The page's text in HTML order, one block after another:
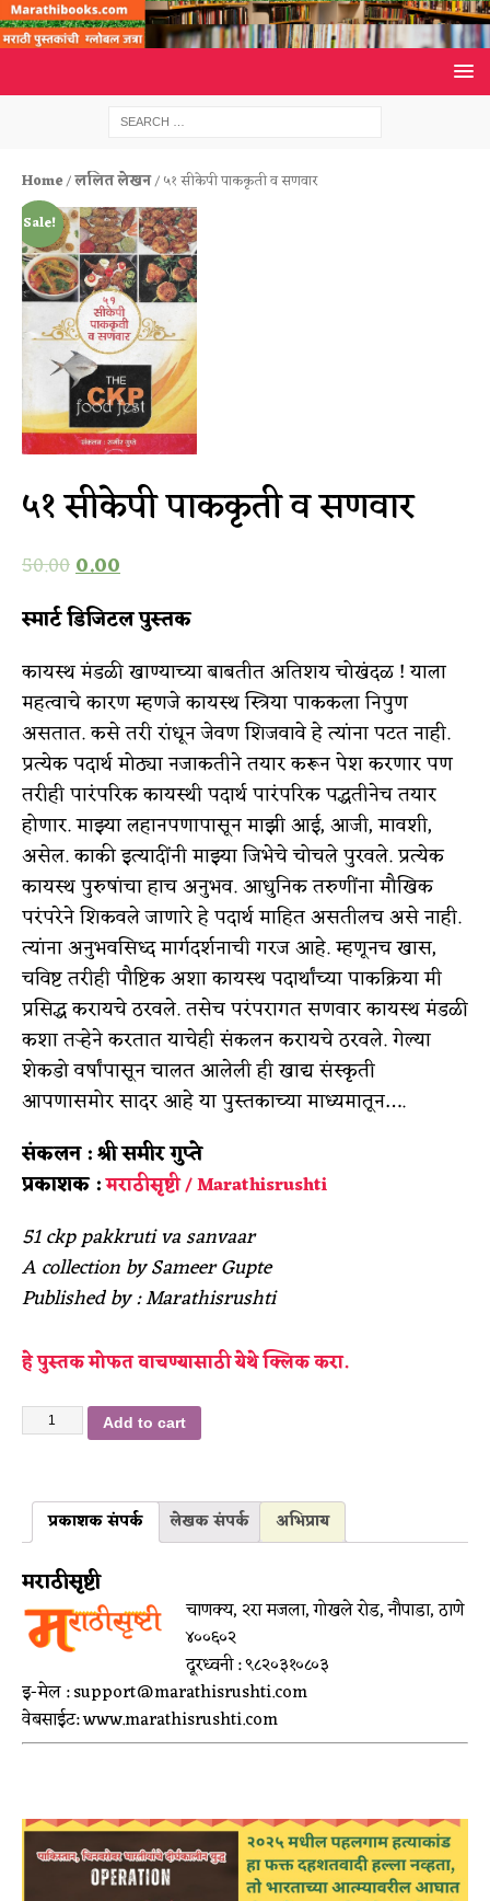
Home/ललित लेखन/ ५१ सीकेपी पाककृती व सणवार
Sale!
५१ सीकेपी पाककृती व सणवार
50.000.00
स्मार्ट डिजिटल पुस्तक
कायस्थ मंडळी खाण्याच्या बाबतीत अतिशय चोखंदळ ! याला
महत्वाचे कारण म्हणजे कायस्थ स्त्रिया पाककला निपुण
असतात. कसे तरी रांधून जेवण शिजवावे हे त्यांना पटत नाही.
प्रत्येक पदार्थ मोठ्या नजाकतीने तयार करून पेश करणार पण
तरीही पारंपरिक कायस्थी पदार्थ पारंपरिक पद्धतीनेच तयार
होणार. माझ्या लहानपणापासून माझी आई, आजी, मावशी,
असेल. काकी इत्यादींनी माझ्या जिभेचे चोचले पुरवले. प्रत्येक
कायस्थ पुरुषांचा हाच अनुभव. आधुनिक तरुणींना मौखिक
परंपरेने शिकवले जाणारे हे पदार्थ माहित असतीलच असे नाही.
त्यांना अनुभवसिध्द मार्गदर्शनाची गरज आहे. म्हणूनच खास,
चविष्ट तरीही पौष्टिक अशा कायस्थ पदार्थांच्या पाकक्रिया मी
प्रसिद्ध करायचे ठरवले. तसेच परंपरागत सणवार कायस्थ मंडळी
कशा तऱ्हेने करतात याचेही संकलन करायचे ठरवले. गेल्या
शेकडो वर्षांपासून चालत आलेली ही खाद्य संस्कृती
आपणासमोर सादर आहे या पुस्तकाच्या माध्यमातून….
संकलन : श्री समीर गुप्ते
प्रकाशक :मराठीसृष्टी / Marathisrushti
51 ckp pakkruti va sanvaar
A collection by Sameer Gupte
Published by : Marathisrushti
हे पुस्तक मोफत वाचण्यासाठी येथे क्लिक करा.
Add to cart
प्रकाशक संपर्क लेखक संपर्क अभिप्राय
मराठीसृष्टी
चाणक्य, २रा मजला, गोखले रोड, नौपाडा, ठाणे
४००६०२
दूरध्वनी : ९८२०३१०८०३
इ-मेल : support@marathisrushti.com
वेबसाईट: www.marathisrushti.com